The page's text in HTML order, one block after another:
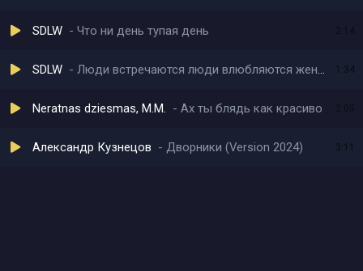
SDLW Что ни день тупая день
SDLW Люди встречаются люди влюбляются женятся 1:34
Neratnas dziesmas, M.M. Ах ты блядь как красиво
Александр Кузнецов Дворники (Version 2024) 3:11